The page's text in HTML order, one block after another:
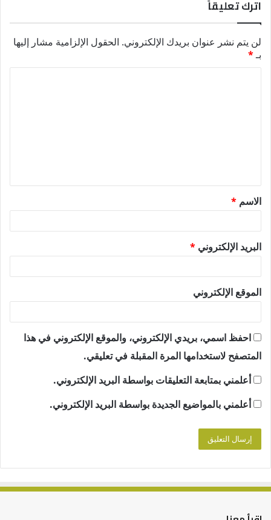
اترك تعليقاً
لن يتم نشر عنوان بريدك الإلكتروني. الحقول الإلزامية مشار إليها
بـ*
ق
*
الاسم *
البريد الإلكتروني *
الموقع الإلكتروني
احفظ اسمي، بريدي الإلكتروني، والموقع الإلكتروني في هذا
المتصفح لاستخدامها المرة المقبلة في تعليقي.
أعلمني بمتابعة التعليقات بواسطة البريد الإلكتروني.
أعلمني بالمواضيع الجديدة بواسطة البريد الإلكتروني.